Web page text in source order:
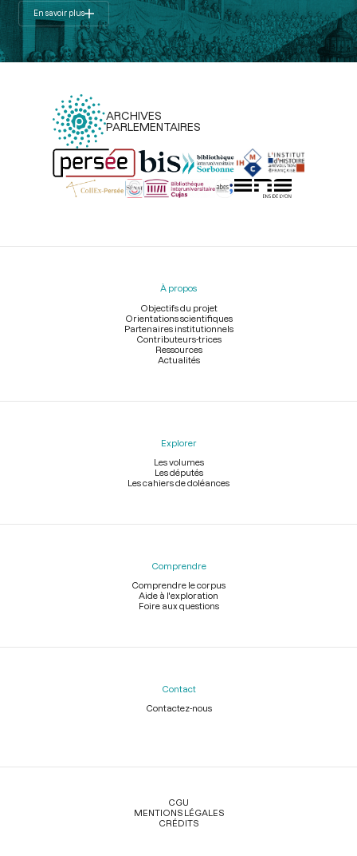
En savoir plus
ARCHIVES
PARLEMENTAIRES
Menu
À propos
Objectifs du projet
Orientations scientifiques
Partenaires institutionnels
Contributeurs-trices
Ressources
Actualités
Explorer
Les volumes
Les députés
Les cahiers de doléances
Comprendre
Comprendre le corpus
Aide à l'exploration
Foire aux questions
Contact
Contactez-nous
Légal
CGU
MENTIONS LÉGALES
CRÉDITS